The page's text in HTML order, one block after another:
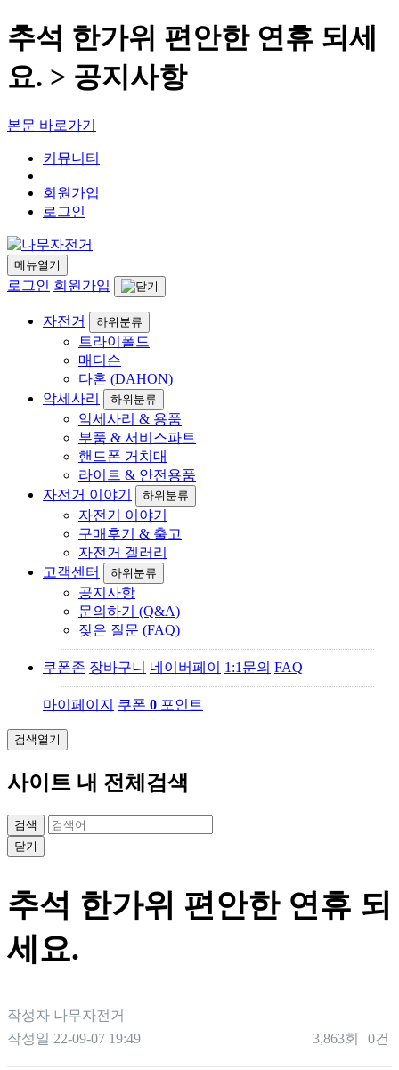
추석 한가위 편안한 연휴 되세
요. > 공지사항
본문 바로가기
커뮤니티
회원가입
로그인
메뉴열기
로그인 회원가입
자전거 하위분류
트라이폴드
매디슨
다혼 (DAHON)
악세사리
하위분류
악세사리 & 용품
부품 & 서비스파트
핸드폰 거치대
라이트 & 안전용품
자전거 이야기
하위분류
자전거 이야기
구매후기 & 출고
자전거 겔러리
고객센터
하위분류
공지사항
문의하기 (Q&A)
잦은 질문 (FAQ)
쿠폰존 장바구니 네이버페이 1:1문의 FAQ
마이페이지 쿠폰 0 포인트
검색열기
사이트 내 전체검색
검색
닫기
추석 한가위 편안한 연휴 되
세요.
작성자 나무자전거
작성일 22-09-07 19:49 3,863회 0건